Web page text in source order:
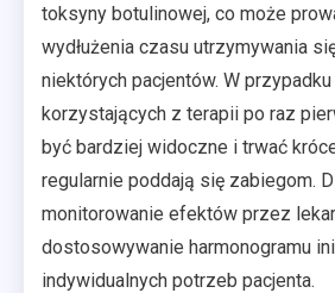
toksyny botulinowej, co może
wydłużenia czasu utrzymywania
niektórych pacjentów. W
korzystających z terapii po raz
być bardziej widoczne i trwać
regularnie poddają się zabiegom.
monitorowanie efektów przez
dostosowywanie harmonogramu
indywidualnych potrzeb pacjenta.